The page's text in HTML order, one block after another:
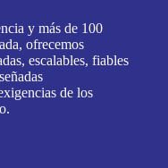
y más de 100
ofrecemos
escalables, fiables
de los